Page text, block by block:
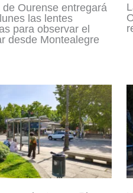
Ourense entregará
las lentes
para observar el
desde Montealegre